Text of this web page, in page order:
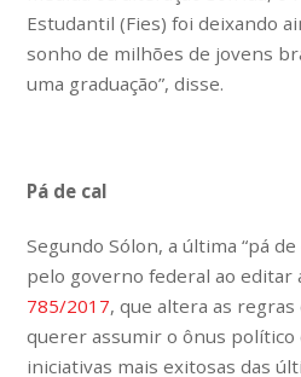
Estudantil (Fies) foi deixando
sonho de milhões de jovens
uma graduação”, disse.
Pá de cal
Segundo Sólon, a última “pá
pelo governo federal ao editar
785/2017, que altera as
querer assumir o ônus político
iniciativas mais exitosas das